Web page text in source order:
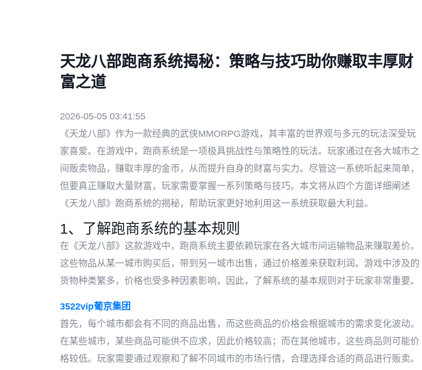
天龙八部跑商系统揭秘：策略与技巧助你赚取丰厚财
富之道
2026-05-05 03:41:55
《天龙八部》作为一款经典的武侠MMORPG游戏，其丰富的世界观与多元的玩法深受玩
家喜爱。在游戏中，跑商系统是一项极具挑战性与策略性的玩法。玩家通过在各大城市之
间贩卖物品，赚取丰厚的金币，从而提升自身的财富与实力。尽管这一系统听起来简单，
但要真正赚取大量财富，玩家需要掌握一系列策略与技巧。本文将从四个方面详细阐述
《天龙八部》跑商系统的揭秘，帮助玩家更好地利用这一系统获取最大利益。
1、了解跑商系统的基本规则
在《天龙八部》这款游戏中，跑商系统主要依赖玩家在各大城市间运输物品来赚取差价。
这些物品从某一城市购买后，带到另一城市出售，通过价格差来获取利润。游戏中涉及的
货物种类繁多，价格也受多种因素影响，因此，了解系统的基本规则对于玩家非常重要。
3522vip葡京集团
首先，每个城市都会有不同的商品出售，而这些商品的价格会根据城市的需求变化波动。
在某些城市，某些商品可能供不应求，因此价格较高；而在其他城市，这些商品则可能价
格较低。玩家需要通过观察和了解不同城市的市场行情，合理选择合适的商品进行贩卖。